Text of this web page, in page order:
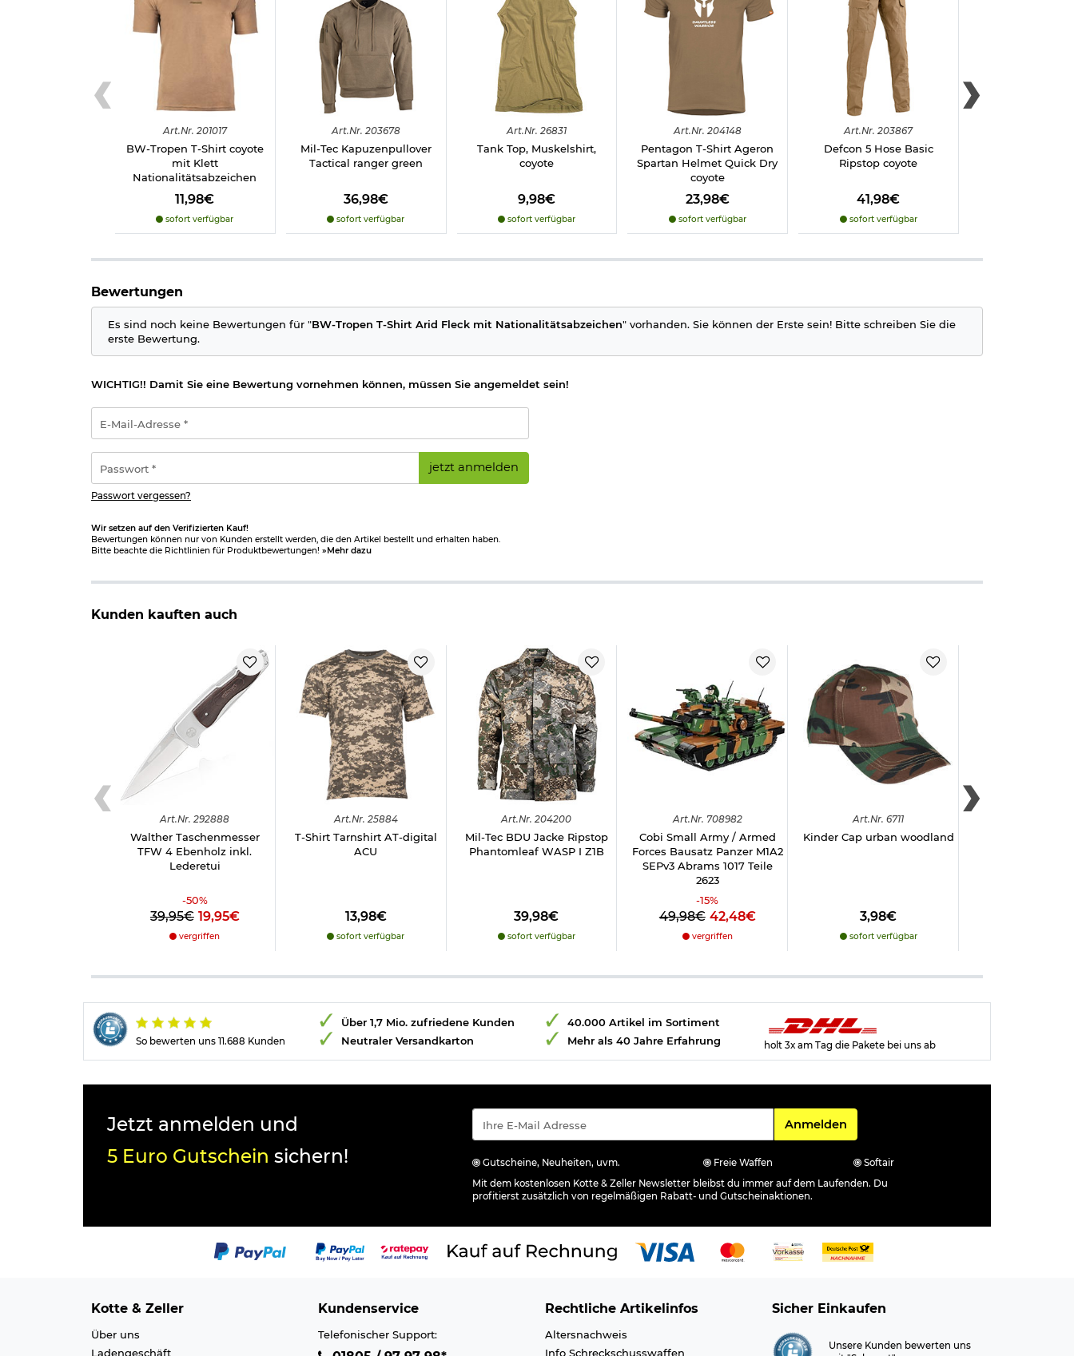
Art.Nr. 201017
BW-Tropen T-Shirt coyote
mit Klett
Nationalitätsabzeichen
11,98€
sofort verfügbar
Art.Nr. 203678
Mil-Tec Kapuzenpullover
Tactical ranger green
36,98€
sofort verfügbar
Art.Nr. 26831
Tank Top, Muskelshirt,
coyote
9,98€
sofort verfügbar
Art.Nr. 204148
Pentagon T-Shirt Ageron
Spartan Helmet Quick Dry
coyote
23,98€
sofort verfügbar
Art.Nr. 203867
Defcon 5 Hose Basic
Ripstop coyote
41,98€
sofort verfügbar
Bewertungen
Es sind noch keine Bewertungen für "BW-Tropen T-Shirt Arid Fleck mit Nationalitätsabzeichen" vorhanden. Sie können der Erste sein! Bitte schreiben Sie die
erste Bewertung.
WICHTIG!! Damit Sie eine Bewertung vornehmen können, müssen Sie angemeldet sein!
Mail-
Adresse
*
jetzt anmelden
Passwort vergessen?
Wir setzen auf den Verifizierten Kauf!
Bewertungen können nur von Kunden erstellt werden, die den Artikel bestellt und erhalten haben.
Bitte beachte die Richtlinien für Produktbewertungen! »Mehr dazu
Kunden kauften auch
Art.Nr. 292888
Walther Taschenmesser
TFW 4 Ebenholz inkl.
Lederetui
-50%
39,95€ 19,95€
vergriffen
Art.Nr. 25884
T-Shirt Tarnshirt AT-digital
ACU
13,98€
sofort verfügbar
Art.Nr. 204200
Mil-Tec BDU Jacke Ripstop
Phantomleaf WASP I Z1B
39,98€
sofort verfügbar
Art.Nr. 708982
Cobi Small Army / Armed
Forces Bausatz Panzer M1A2
SEPv3 Abrams 1017 Teile
2623
-15%
49,98€ 42,48€
vergriffen
Art.Nr. 6711
Kinder Cap urban woodland
3,98€
sofort verfügbar
So bewerten uns 11.688 Kunden
Über 1,7 Mio. zufriedene Kunden
Neutraler Versandkarton
40.000 Artikel im Sortiment
Mehr als 40 Jahre Erfahrung
holt 3x am Tag die Pakete bei uns ab
Jetzt anmelden und
5 Euro Gutschein sichern!
Für den Newsletter
Anmelden
Gutscheine, Neuheiten, uvm. Freie Waffen
Softair
Mit dem kostenlosen Kotte & Zeller Newsletter bleibst du immer auf dem Laufenden. Du
profitierst zusätzlich von regelmäßigen Rabatt- und Gutscheinaktionen.
Kotte & Zeller
Über uns
Ladengeschäft
Kundenservice
Telefonischer Support:
Rechtliche Artikelinfos
Altersnachweis
Info Schreckschusswaffen
Sicher Einkaufen
Unsere Kunden bewerten uns